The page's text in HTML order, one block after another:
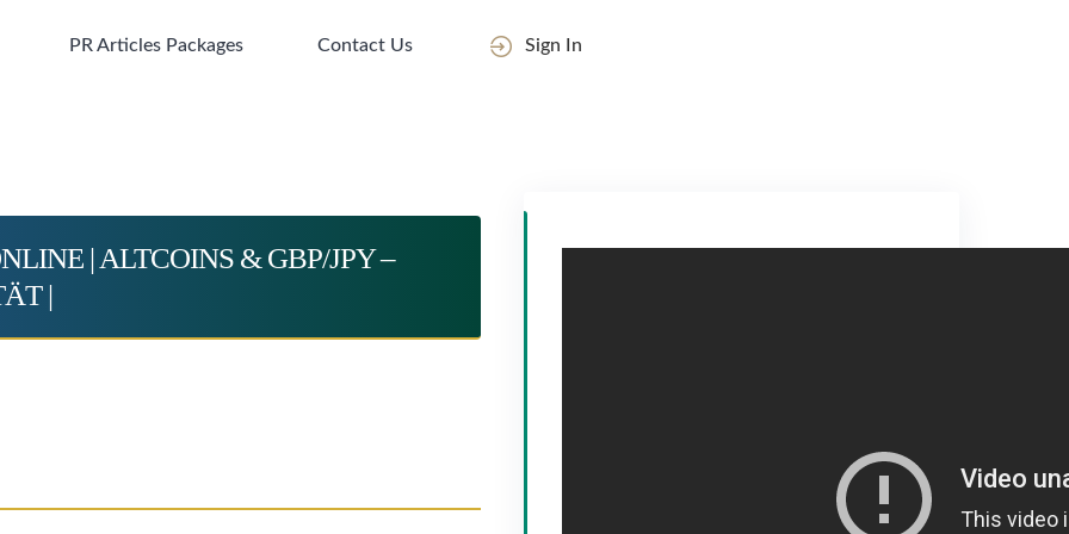
PR Articles Packages Contact Us Sign In
| ALTCOINS & GBP/JPY –
|